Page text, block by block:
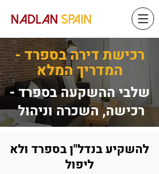
רכישת דירה בספרד -
המדריך המלא
שלבי ההשקעה בספרד -
רכישה, השכרה וניהול
להשקיע בנדל"ן בספרד ולא
ליפול